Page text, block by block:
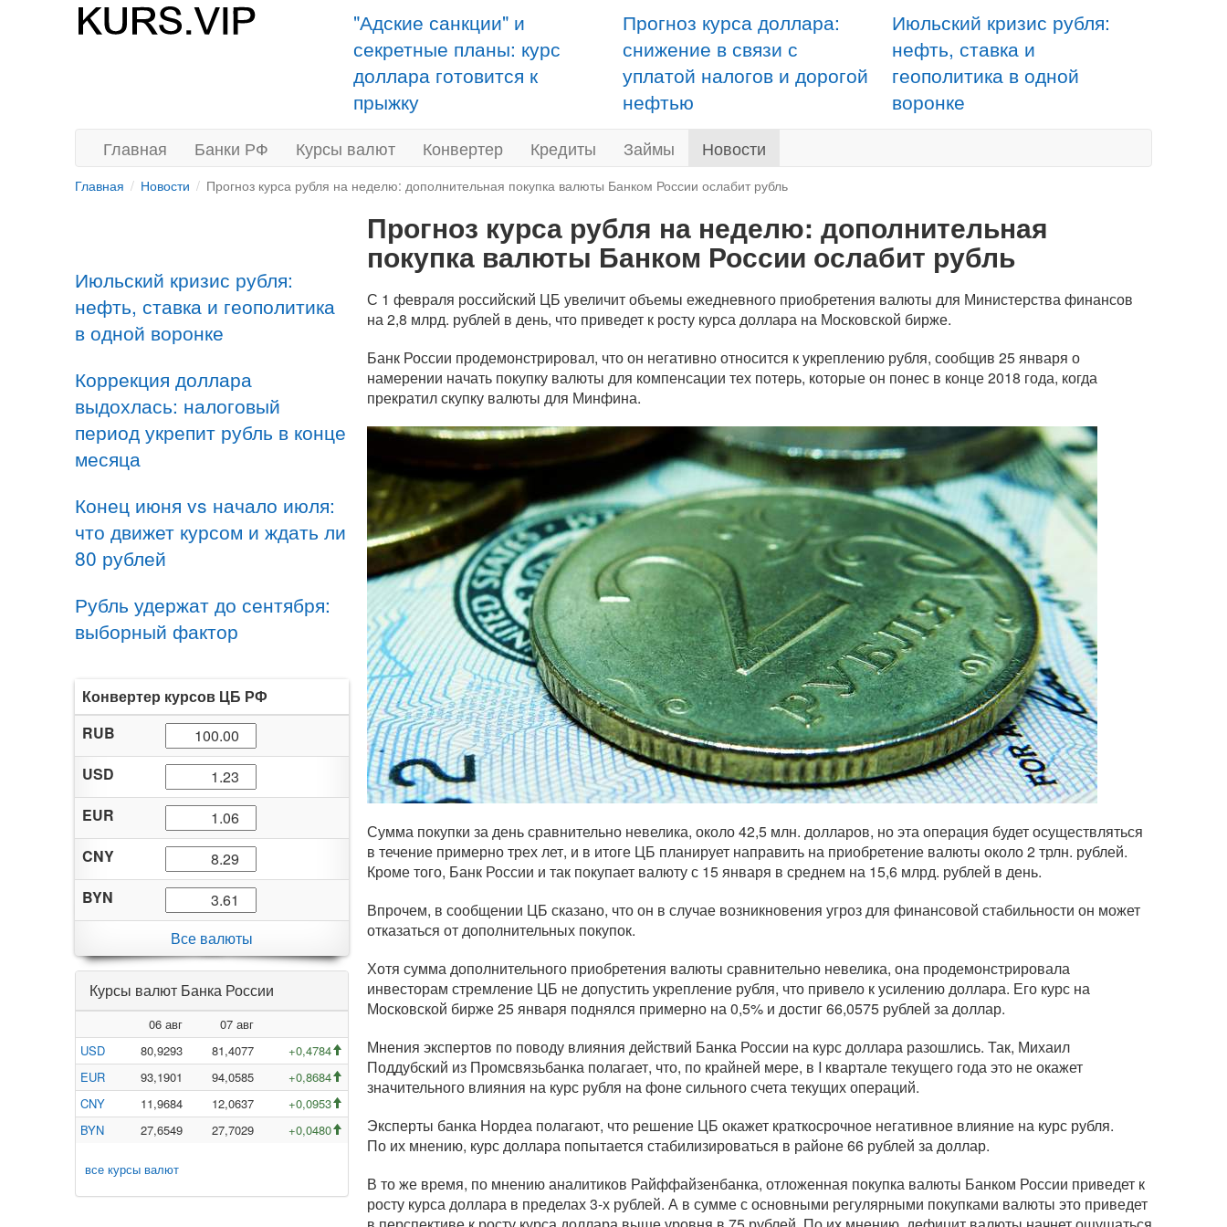
"Адские санкции" и
секретные планы: курс
доллара готовится к
прыжку
Прогноз курса доллара:
снижение в связи с
уплатой налогов и дорогой
нефтью
Июльский кризис рубля:
нефть, ставка и
геополитика в одной
воронке
Главная Банки РФ Курсы валют Конвертер Кредиты Займы Новости
Главная Новости Прогноз курса рубля на неделю: дополнительная покупка валюты Банком России ослабит рубль
Июльский кризис рубля:
нефть, ставка и геополитика
в одной воронке
Коррекция доллара
выдохлась: налоговый
период укрепит рубль в конце
месяца
Конец июня vs начало июля:
что движет курсом и ждать ли
80 рублей
Рубль удержат до сентября:
выборный фактор
Конвертер курсов ЦБ РФ
RUB
USD
EUR
CNY
BYN
Все валюты
Курсы валют Банка России
06 авг
07 авг
USD
80,9293 81,4077
+0,4784
EUR
93,1901 94,0585
+0,8684
CNY
11,9684 12,0637
+0,0953
BYN
27,6549 27,7029 +0,0480
все курсы валют
Прогноз курса рубля на неделю: дополнительная
покупка валюты Банком России ослабит рубль
С 1 февраля российский ЦБ увеличит объемы ежедневного приобретения валюты для Министерства финансов
на 2,8 млрд. рублей в день, что приведет к росту курса доллара на Московской бирже.
Банк России продемонстрировал, что он негативно относится к укреплению рубля, сообщив 25 января о
намерении начать покупку валюты для компенсации тех потерь, которые он понес в конце 2018 года, когда
прекратил скупку валюты для Минфина.
Сумма покупки за день сравнительно невелика, около 42,5 млн. долларов, но эта операция будет осуществляться
в течение примерно трех лет, и в итоге ЦБ планирует направить на приобретение валюты около 2 трлн. рублей.
Кроме того, Банк России и так покупает валюту с 15 января в среднем на 15,6 млрд. рублей в день.
Впрочем, в сообщении ЦБ сказано, что он в случае возникновения угроз для финансовой стабильности он может
отказаться от дополнительных покупок.
Хотя сумма дополнительного приобретения валюты сравнительно невелика, она продемонстрировала
инвесторам стремление ЦБ не допустить укрепление рубля, что привело к усилению доллара. Его курс на
Московской бирже 25 января поднялся примерно на 0,5% и достиг 66,0575 рублей за доллар.
Мнения экспертов по поводу влияния действий Банка России на курс доллара разошлись. Так, Михаил
Поддубский из Промсвязьбанка полагает, что, по крайней мере, в I квартале текущего года это не окажет
значительного влияния на курс рубля на фоне сильного счета текущих операций.
Эксперты банка Нордеа полагают, что решение ЦБ окажет краткосрочное негативное влияние на курс рубля.
По их мнению, курс доллара попытается стабилизироваться в районе 66 рублей за доллар.
В то же время, по мнению аналитиков Райффайзенбанка, отложенная покупка валюты Банком России приведет к
росту курса доллара в пределах3-х рублей. А в сумме с основными регулярными покупками валюты это приведет